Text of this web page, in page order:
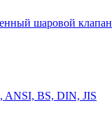
шаровой клапан
ANSI, BS, DIN, JIS